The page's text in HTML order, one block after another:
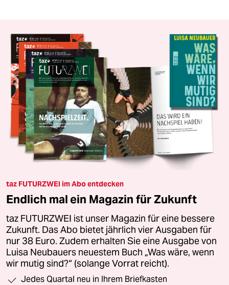
taz FUTURZWEI im Abo entdecken
Endlich mal ein Magazin für Zukunft
taz FUTURZWEI ist unser Magazin für eine bessere
Zukunft. Das Abo bietet jährlich vier Ausgaben für
nur 38 Euro. Zudem erhalten Sie eine Ausgabe von
Luisa Neubauers neuestem Buch „Was wäre, wenn
wir mutig sind?“ (solange Vorrat reicht).
Jedes Quartal neu in Ihrem Briefkasten